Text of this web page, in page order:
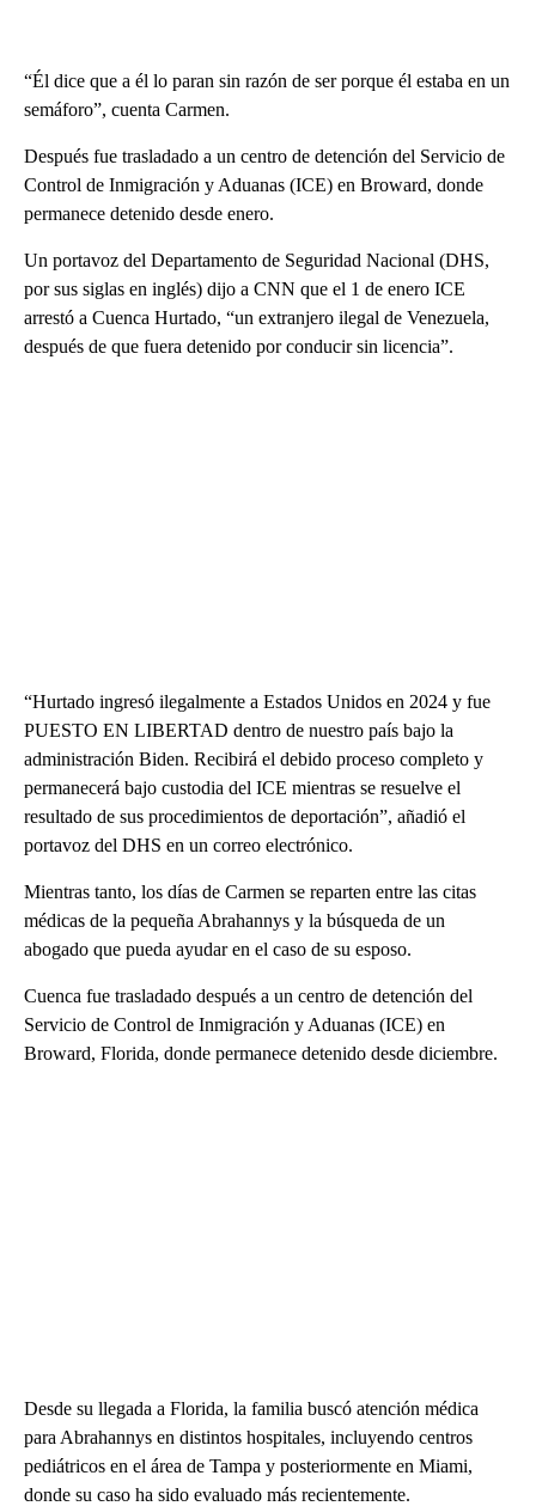
“Él dice que a él lo paran sin razón de ser porque él estaba en un
semáforo”, cuenta Carmen.
Después fue trasladado a un centro de detención del Servicio de
Control de Inmigración y Aduanas (ICE) en Broward, donde
permanece detenido desde enero.
Un portavoz del Departamento de Seguridad Nacional (DHS,
por sus siglas en inglés) dijo a CNN que el 1 de enero ICE
arrestó a Cuenca Hurtado, “un extranjero ilegal de Venezuela,
después de que fuera detenido por conducir sin licencia”.
“Hurtado ingresó ilegalmente a Estados Unidos en 2024 y fue
PUESTO EN LIBERTAD dentro de nuestro país bajo la
administración Biden. Recibirá el debido proceso completo y
permanecerá bajo custodia del ICE mientras se resuelve el
resultado de sus procedimientos de deportación”, añadió el
portavoz del DHS en un correo electrónico.
Mientras tanto, los días de Carmen se reparten entre las citas
médicas de la pequeña Abrahannys y la búsqueda de un
abogado que pueda ayudar en el caso de su esposo.
Cuenca fue trasladado después a un centro de detención del
Servicio de Control de Inmigración y Aduanas (ICE) en
Broward, Florida, donde permanece detenido desde diciembre.
Desde su llegada a Florida, la familia buscó atención médica
para Abrahannys en distintos hospitales, incluyendo centros
pediátricos en el área de Tampa y posteriormente en Miami,
donde su caso ha sido evaluado más recientemente.